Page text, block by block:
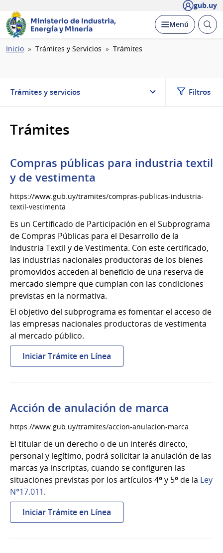
gub.uy
Ministerio de Industria,
Energía y Minería
Desplegar
Menú Abrir
Ruta
Inicio Trámites y Servicios Trámites
Trámites y servicios Filtros
Trámites
Compras públicas para industria textil
y de vestimenta
https://www.gub.uy/tramites/compras-publicas-industria-
textil-vestimenta
Es un Certificado de Participación en el Subprograma
de Compras Públicas para el Desarrollo de la
Industria Textil y de Vestimenta. Con este certificado,
las industrias nacionales productoras de los bienes
promovidos acceden al beneficio de una reserva de
mercado siempre que cumplan con las condiciones
previstas en la normativa.
El objetivo del subprograma es fomentar el acceso de
las empresas nacionales productoras de vestimenta
al mercado público.
Iniciar Trámite en Línea
Compras
industria
textil
y
de
vestimenta
Acción de anulación de marca
https://www.gub.uy/tramites/accion-anulacion-marca
El titular de un derecho o de un interés directo,
personal y legítimo, podrá solicitar la anulación de las
marcas ya inscriptas, cuando se configuren las
situaciones previstas por los artículos 4º y 5º de la Ley
N°17.011.
Iniciar Trámite en Línea
Acción